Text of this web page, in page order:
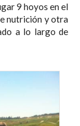
9 hoyos en el
nutrición y otra
a lo largo de